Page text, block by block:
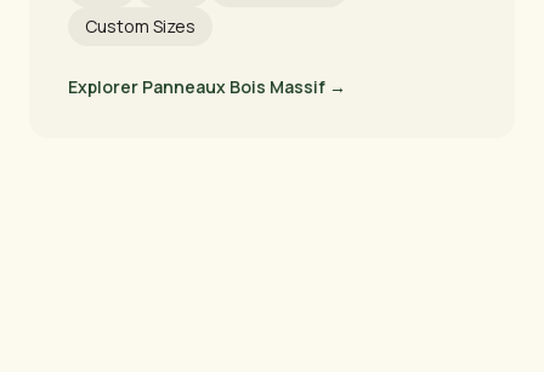
Custom Sizes
Explorer Panneaux Bois Massif →